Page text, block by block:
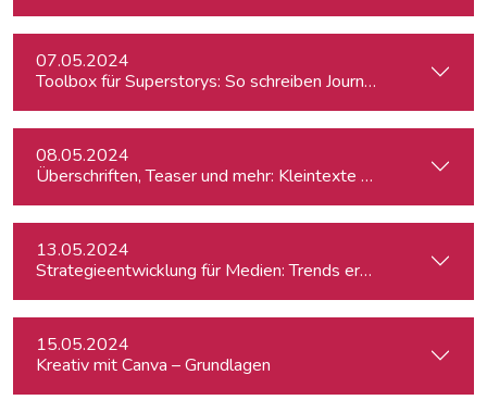
07.05.2024
Toolbox für Superstorys: So schreiben Journalist:innen
08.05.2024
Überschriften, Teaser und mehr: Kleintexte einfach besser
13.05.2024
Strategieentwicklung für Medien: Trends erkennen &
15.05.2024
Kreativ mit Canva – Grundlagen